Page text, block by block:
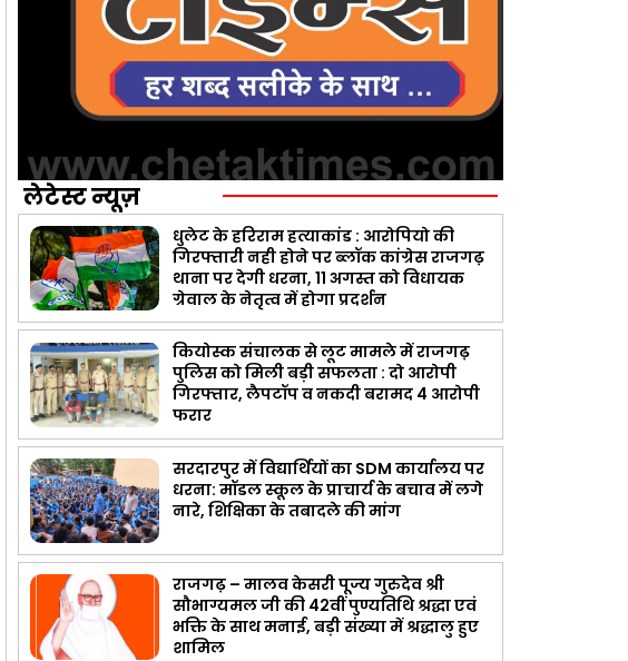
लेटेस्ट न्यूज़
धुलेट के हरिराम हत्याकांड : आरोपियो की
गिरफ्तारी नही होने पर ब्लॉक कांग्रेस राजगढ़
थाना पर देगी धरना, 11 अगस्त को विधायक
ग्रेवाल के नेतृत्व में होगा प्रदर्शन
कियोस्क संचालक से लूट मामले में राजगढ़
पुलिस को मिली बड़ी सफलता : दो आरोपी
गिरफ्तार, लैपटॉप व नकदी बरामद 4 आरोपी
फरार
सरदारपुर में विद्यार्थियों का SDM कार्यालय पर
धरना: मॉडल स्कूल के प्राचार्य के बचाव में लगे
नारे, शिक्षिका के तबादले की मांग
राजगढ़ – मालव केसरी पूज्य गुरुदेव श्री
सौभाग्यमल जी की 42वीं पुण्यतिथि श्रद्धा एवं
भक्ति के साथ मनाई, बड़ी संख्या में श्रद्धालु हुए
शामिल